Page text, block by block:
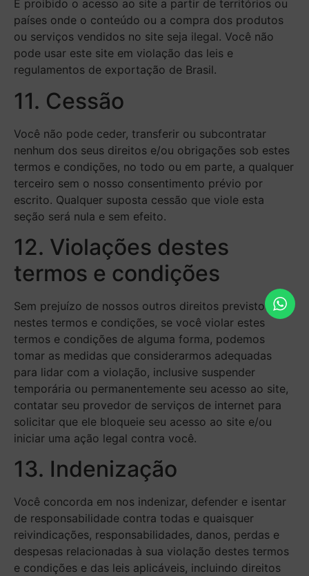
É proibido o acesso ao site a partir de territórios ou
países onde o conteúdo ou a compra dos produtos
ou serviços vendidos no site seja ilegal. Você não
pode usar este site em violação das leis e
regulamentos de exportação de Brasil.
11. Cessão
Você não pode ceder, transferir ou subcontratar
nenhum dos seus direitos e/ou obrigações sob estes
termos e condições, no todo ou em parte, a qualquer
terceiro sem o nosso consentimento prévio por
escrito. Qualquer suposta cessão que viole esta
seção será nula e sem efeito.
12. Violações destes
termos e condições
Sem prejuízo de nossos outros direitos previstos
nestes termos e condições, se você violar estes
termos e condições de alguma forma, podemos
tomar as medidas que considerarmos adequadas
para lidar com a violação, inclusive suspender
temporária ou permanentemente seu acesso ao site,
contatar seu provedor de serviços de internet para
solicitar que ele bloqueie seu acesso ao site e/ou
iniciar uma ação legal contra você.
13. Indenização
Você concorda em nos indenizar, defender e isentar
de responsabilidade contra todas e quaisquer
reivindicações, responsabilidades, danos, perdas e
despesas relacionadas à sua violação destes termos
e condições e das leis aplicáveis, incluindo direitos